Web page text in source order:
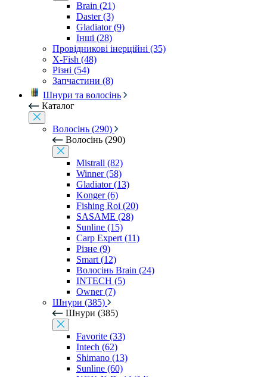
Brain (21)
Daster (3)
Gladiator (9)
Інші (28)
Провідникові інерційні (35)
X-Fish (48)
Різні (54)
Запчастини (8)
Шнури та волосінь
Каталог
Волосінь (290)
Волосінь (290)
Mistrall (82)
Winner (58)
Gladiator (13)
Konger (6)
Fishing Roi (20)
SASAME (28)
Sunline (15)
Carp Expert (11)
Різне (9)
Smart (12)
Волосінь Brain (24)
INTECH (5)
Owner (7)
Шнури (385)
Шнури (385)
Favorite (33)
Intech (62)
Shimano (13)
Sunline (60)